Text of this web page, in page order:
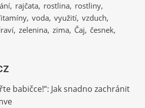
rajčata rostlina rostliny
voda využití vzduch
zelenina zima Čaj česnek
babičce!“: Jak snadno zachránit